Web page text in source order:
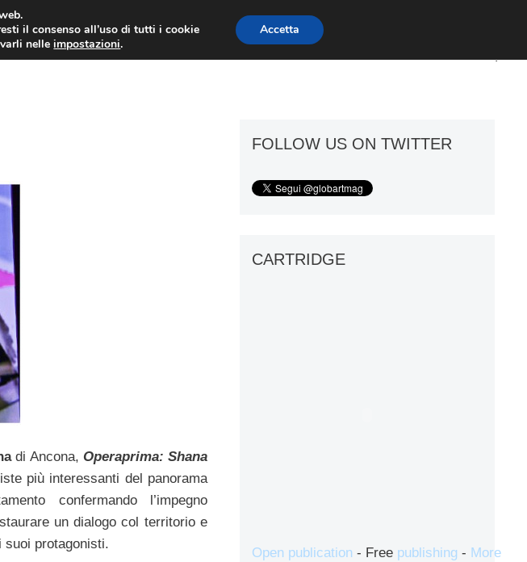
ART GOSSIP FIERE GALLERIE
di Ancona, Operaprima: Shana
più interessanti del panorama
confermando l’impegno
un dialogo col territorio e
suoi protagonisti.
FOLLOW US ON TWITTER
CARTRIDGE
Open publication - Free publishing - More
il consenso all’uso di tutti i cookie
nelleimpostazioni.
Accetta